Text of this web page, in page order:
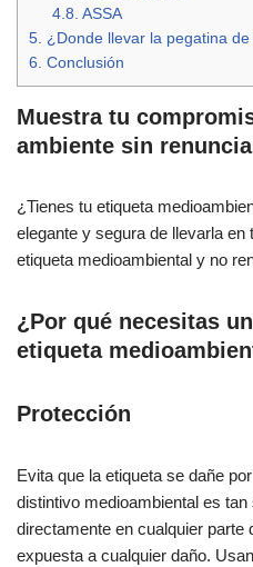
4.8. ASSA
5. ¿Donde llevar la pegatina
6. Conclusión
Muestra tu
ambiente sin
¿Tienes tu etiqueta
elegante y segura de llevarla
etiqueta medioambiental y no
¿Por qué necesitas
etiqueta
Protección
Evita que la etiqueta se dañe
distintivo medioambiental es
directamente en cualquier parte
expuesta a cualquier daño.